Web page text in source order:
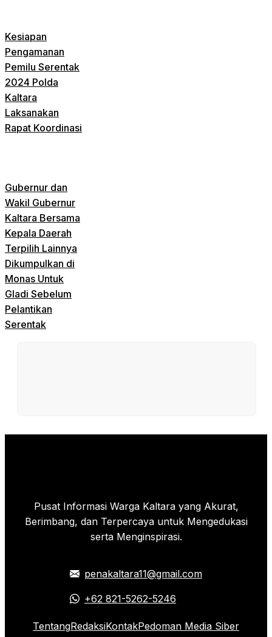
Kesiapan
Pengamanan
Pemilu Serentak
2024 Polda
Kaltara
Laksanakan
Rapat Koordinasi
Gubernur dan
Wakil Gubernur
Kaltara Bersama
Kepala Daerah
Terpilih Lainnya
Dikumpulkan di
Monas Untuk
Gladi Sebelum
Pelantikan
Serentak
Pusat Informasi Warga Kaltara yang Akurat,
Berimbang, dan Terpercaya untuk Mengedukasi
serta Menginspirasi.
penakaltara11@gmail.com
+62 821-5262-5246
TentangRedaksiKontakPedoman Media Siber